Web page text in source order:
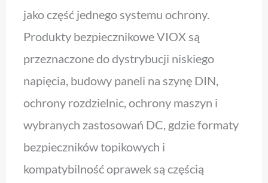
jako część jednego systemu ochrony.
Produkty bezpiecznikowe VIOX są
przeznaczone do dystrybucji niskiego
napięcia, budowy paneli na szynę DIN,
ochrony rozdzielnic, ochrony maszyn i
wybranych zastosowań DC, gdzie formaty
bezpieczników topikowych i
kompatybilność oprawek są częścią